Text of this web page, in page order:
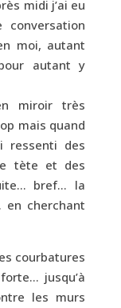
midi j’ai eu
moi, autant
autant y
miroir très
mais quand
ressenti des
tète et des
bref… la
en cherchant
courbatures
jusqu’à
les murs